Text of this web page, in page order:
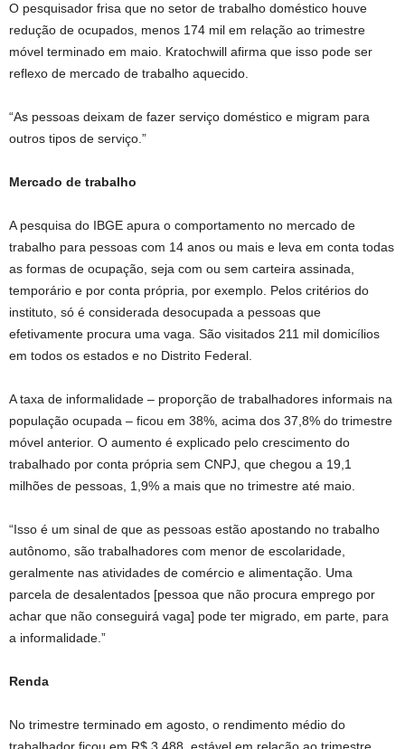
O pesquisador frisa que no setor de trabalho doméstico houve
redução de ocupados, menos 174 mil em relação ao trimestre
móvel terminado em maio. Kratochwill afirma que isso pode ser
reflexo de mercado de trabalho aquecido.
“As pessoas deixam de fazer serviço doméstico e migram para
outros tipos de serviço.”
Mercado de trabalho
A pesquisa do IBGE apura o comportamento no mercado de
trabalho para pessoas com 14 anos ou mais e leva em conta todas
as formas de ocupação, seja com ou sem carteira assinada,
temporário e por conta própria, por exemplo. Pelos critérios do
instituto, só é considerada desocupada a pessoas que
efetivamente procura uma vaga. São visitados 211 mil domicílios
em todos os estados e no Distrito Federal.
A taxa de informalidade – proporção de trabalhadores informais na
população ocupada – ficou em 38%, acima dos 37,8% do trimestre
móvel anterior. O aumento é explicado pelo crescimento do
trabalhado por conta própria sem CNPJ, que chegou a 19,1
milhões de pessoas, 1,9% a mais que no trimestre até maio.
“Isso é um sinal de que as pessoas estão apostando no trabalho
autônomo, são trabalhadores com menor de escolaridade,
geralmente nas atividades de comércio e alimentação. Uma
parcela de desalentados [pessoa que não procura emprego por
achar que não conseguirá vaga] pode ter migrado, em parte, para
a informalidade.”
Renda
No trimestre terminado em agosto, o rendimento médio do